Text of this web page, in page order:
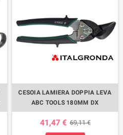
CESOIA LAMIERA DOPPIA LEVA
ABC TOOLS 180MM DX
41,47 € 69,11 €